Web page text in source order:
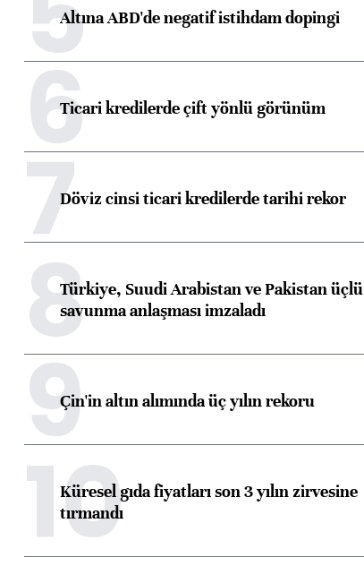
Altına ABD'de negatif istihdam dopingi
6Ticari kredilerde çift yönlü görünüm
7Döviz cinsi ticari kredilerde tarihi rekor
8Türkiye, Suudi Arabistan ve Pakistan üçlü
savunma anlaşması imzaladı
9Çin'in altın alımında üç yılın rekoru
10
Küresel gıda fiyatları son 3 yılın zirvesine
tırmandı